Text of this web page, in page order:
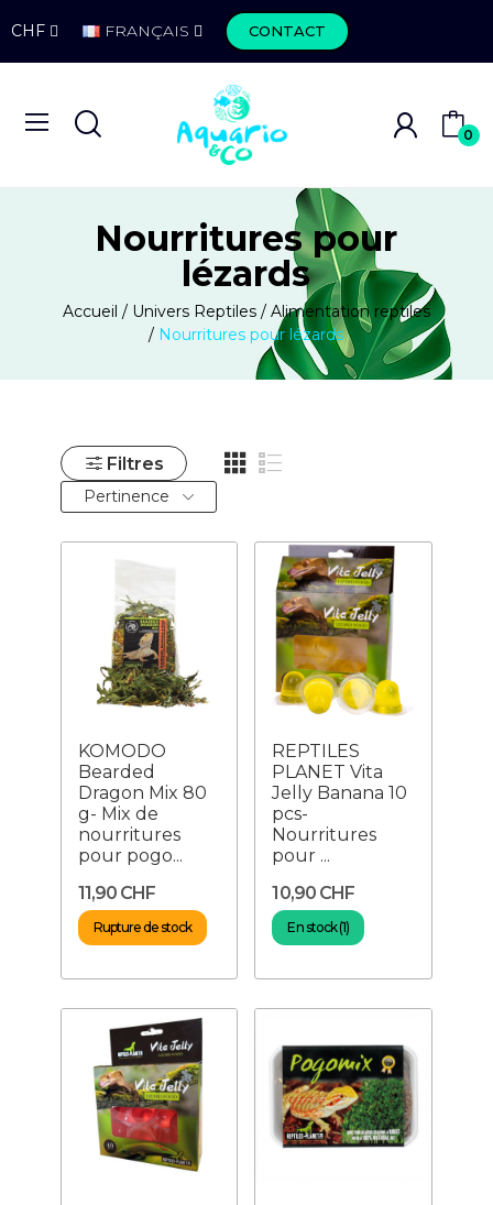
CHF FRANÇAIS CONTACT
0
Nourritures pour
lézards
Accueil Univers Reptiles
Alimentation reptiles
Nourritures pour lézards
Filtres
Pertinence
KOMODO
Bearded
Dragon Mix 80
g- Mix de
nourritures
pour pogo...
11,90 CHF
Rupture de stock
REPTILES
PLANET Vita
Jelly Banana 10
pcs-
Nourritures
pour ...
10,90 CHF
En stock (1)